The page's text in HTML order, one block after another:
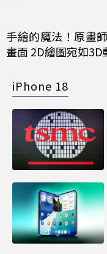
手繪的魔法！原畫
畫面 2D繪圖宛如3D
iPhone 18